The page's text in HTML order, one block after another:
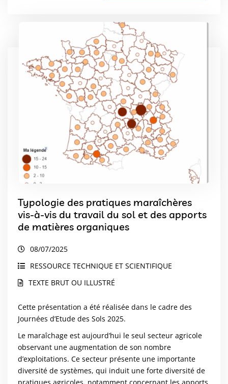
Typologie des pratiques maraîchères
vis-à-vis du travail du sol et des apports
de matières organiques
08/07/2025
RESSOURCE TECHNIQUE ET SCIENTIFIQUE
TEXTE BRUT OU ILLUSTRÉ
Cette présentation a été réalisée dans le cadre des
Journées d’Etude des Sols 2025.
Le maraîchage est aujourd’hui le seul secteur agricole
observant une augmentation de son nombre
d’exploitations. Ce secteur présente une importante
diversité de systèmes, qui induit une forte diversité de
pratiques agricoles, notamment concernant les apports